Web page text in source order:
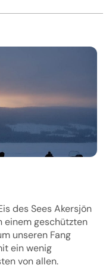
des Sees Akersjön
einem geschützten
unseren Fang
ein wenig
von allen.